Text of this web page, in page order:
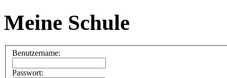
Meine Schule
Benutzername:
Passwort: